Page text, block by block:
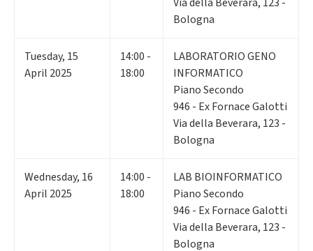
Bologna
Tuesday, 15
April 2025
14:00 -
18:00
LABORATORIO GENO
INFORMATICO
Piano Secondo
946 - Ex Fornace Galotti
Via della Beverara, 123 -
Bologna
Wednesday, 16
April 2025
14:00 -
18:00
LAB BIOINFORMATICO
Piano Secondo
946 - Ex Fornace Galotti
Via della Beverara, 123 -
Bologna